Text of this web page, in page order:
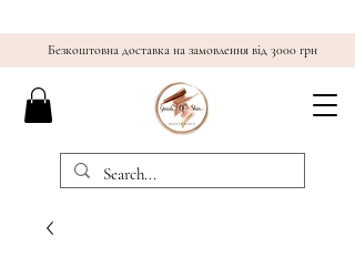
Безкоштовна доставка на замовлення від 3000 грн